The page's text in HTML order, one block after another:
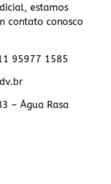
estamos
contato conosco
95977 1585
– Água Rasa